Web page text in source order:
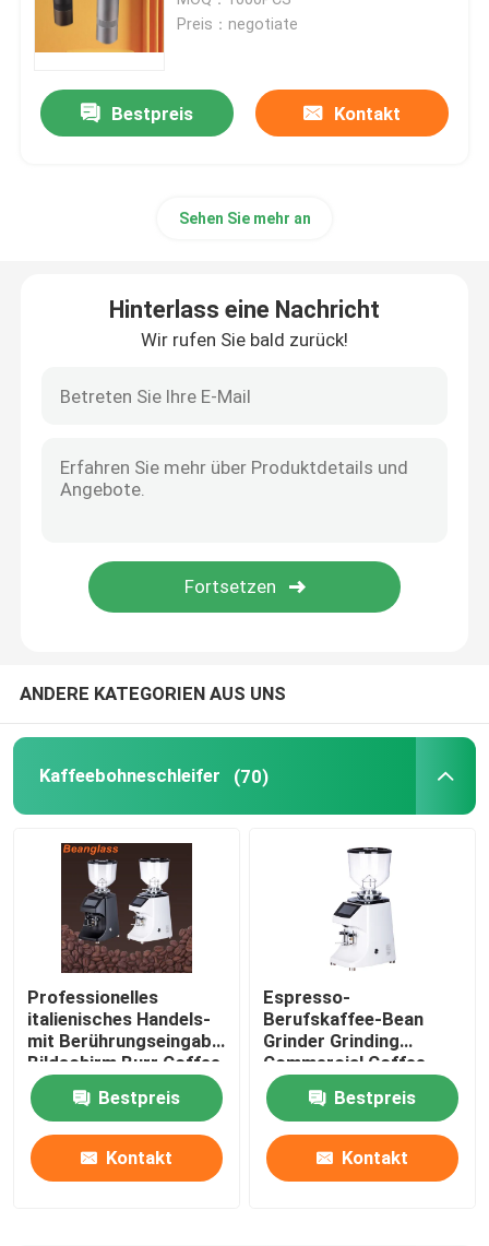
Doserless-Kaffeemühle
Handelskaffeemühle
Espresso Bean Grinder
Kaffeemühle im Freien
Handkaffeemühle
automatisches Milch frother
Preis：negotiate
Bestpreis Kontakt
Sehen Sie mehr an
Hinterlass eine Nachricht
Wir rufen Sie bald zurück!
ANDERE KATEGORIEN AUS UNS
Kaffeebohneschleifer (70)
Professionelles
italienisches Handels-
mit Berührungseingabe
Bildschirm Burr Coffee
Bean Grinder Withs LED
Bestpreis
Kontakt
Espresso-
Berufskaffee-Bean
Grinder Grinding
Commercial Coffee-
Schleifer
Bestpreis
Kontakt